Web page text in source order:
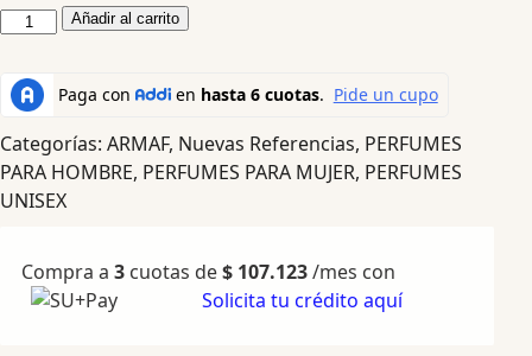
Añadir al carrito
Categorías: ARMAF, Nuevas Referencias, PERFUMES
PARA HOMBRE, PERFUMES PARA MUJER, PERFUMES
UNISEX
Compra a 3 cuotas de$ 107.123/mes con
Solicita tu crédito aquí